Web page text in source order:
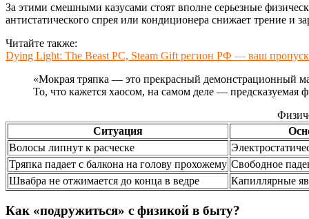
За этими смешными казусами стоят вполне серьезные
антистатического спрея или кондиционера снижает трение и
Читайте также:
Dying Light: The Beast PC, Steam Gift регион РФ — ваш
«Мокрая тряпка — это прекрасный демонстрационный
То, что кажется хаосом, на самом деле —
Ситуация
Волосы липнут к расческе
Тряпка падает с балкона на голову прохожему Свободное
Швабра не отжимается до конца в ведре
Капиллярные
Как «подружиться» с физикой в быту?